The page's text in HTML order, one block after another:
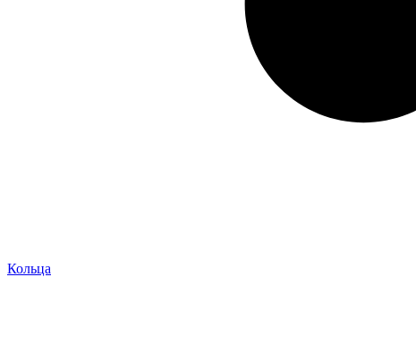
Кольца